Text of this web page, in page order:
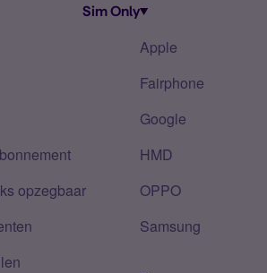
Sim Only
opzegbaar
Apple
Fairphone
Google
HMD
OPPO
Samsung